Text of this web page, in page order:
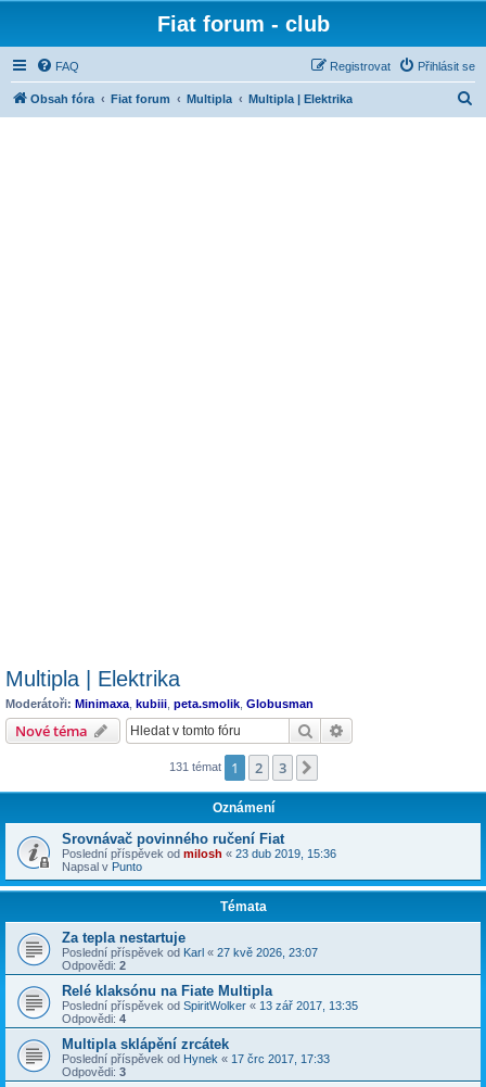
Fiat forum - club
FAQ Přihlásit se
Registrovat
Obsah fóra Fiat forum Multipla Multipla | Elektrika
Multipla | Elektrika
Moderátoři: Minimaxa kubiii peta.smolik Globusman
Nové téma Hledat
131 témat 1 2 3
Oznámení
Srovnávač povinného ručení Fiat
Poslední příspěvek od milosh « 23 dub 2019, 15:36
Napsal v Punto
Témata
Za tepla nestartuje
Poslední příspěvek od Karl « 27 kvě 2026, 23:07
Odpovědi: 2
Relé klaksónu na Fiate Multipla
Poslední příspěvek od SpiritWolker « 13 zář 2017, 13:35
Odpovědi: 4
Multipla sklápění zrcátek
Poslední příspěvek od Hynek « 17 črc 2017, 17:33
Odpovědi: 3